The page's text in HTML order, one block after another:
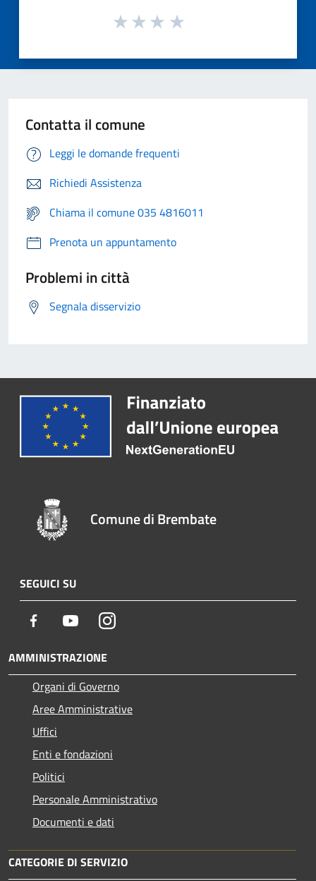
Contatta il comune
Leggi le domande frequenti
Richiedi Assistenza
Chiama il comune 035 4816011
Prenota un appuntamento
Problemi in città
Segnala disservizio
Comune di Brembate
SEGUICI SU
Facebook YoutubeInstagram
AMMINISTRAZIONE
Organi di Governo
Aree Amministrative
Uffici
Enti e fondazioni
Politici
Personale Amministrativo
Documenti e dati
CATEGORIE DI SERVIZIO